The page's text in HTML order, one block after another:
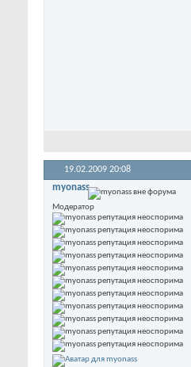
19.02.2009 20:08
myonass
Модератор